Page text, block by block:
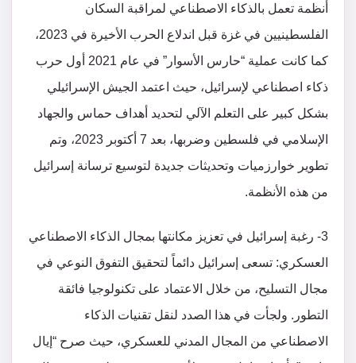
أنظمة تعمل بالذكاء الاصطناعي لمراقبة السكان
الفلسطينيين في غزة قبل اندلاع الحرب الأخيرة في 2023،
كما كانت عملية “حارس الأسوار” في عام 2021 أول حرب
ذكاء اصطناعي لإسرائيل، حيث اعتمد الجيش الإسرائيلي
بشكل كبير على التعلم الآلي لتحديد أهداف حماس والجهاد
الإسلامي في فلسطين وضربها، بعد 7 أكتوبر 2023، وتم
تطوير خوارزميات وتحديثات جديدة لتوسيع ترسانة إسرائيل
من هذه الأنظمة.
3- رغبة إسرائيل في تعزيز مكانتها بمجال الذكاء الاصطناعي
العسكري: تسعى إسرائيل دائماً لتحقيق التفوق النوعي في
مجال التسليح، من خلال الاعتماد على تكنولوجيا فائقة
التطور. ولجأت في هذا الصدد لنقل تقنيات الذكاء
الاصطناعي من المجال المدني للعسكري، حيث صرح “إيال